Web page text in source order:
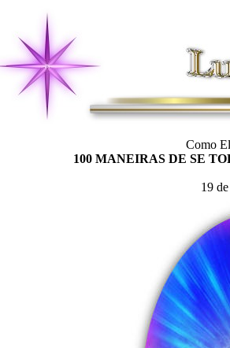
Como
100 MANEIRAS DE SE
19